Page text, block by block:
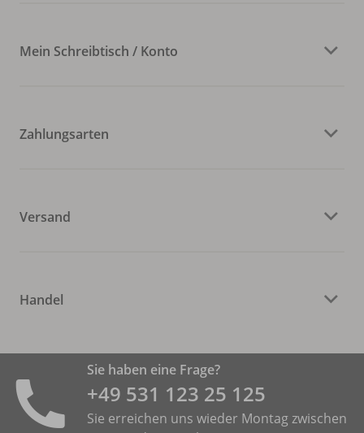
Mein Schreibtisch / Konto
Zahlungsarten
Versand
Handel
Sie haben eine Frage?
+49 531 ­123 25 125
Sie erreichen uns wieder Montag zwischen